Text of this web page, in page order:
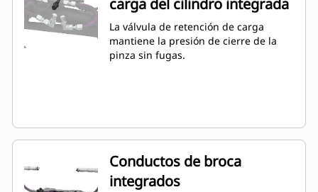
carga del cilindro integrada
La válvula de retención de carga
mantiene la presión de cierre de la
pinza sin fugas.
Conductos de broca
integrados